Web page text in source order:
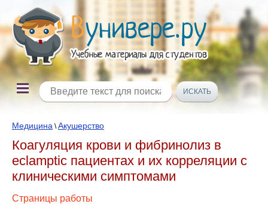
Медицина \Акушерство
Коагуляция крови и фибринолиз в
eclamptic пациентах и их корреляции с
клиническими симптомами
Страницы работы